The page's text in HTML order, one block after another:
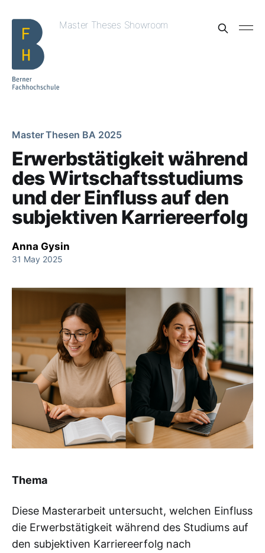
Master Theses Showroom
Master Thesen BA 2025
Erwerbstätigkeit während
des Wirtschaftsstudiums
und der Einfluss auf den
subjektiven Karriereerfolg
Anna Gysin
31 May 2025
Thema
Diese Masterarbeit untersucht, welchen Einfluss
die Erwerbstätigkeit während des Studiums auf
den subjektiven Karriereerfolg nach